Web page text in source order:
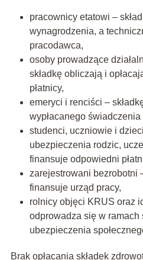
pracownicy etatowi –
wynagrodzenia, a
pracodawca,
osoby prowadzące
składkę obliczają i
płatnicy,
emeryci i renciści –
wypłacanego
studenci, uczniowie i
ubezpieczenia rodzic,
finansuje odpowiedni
zarejestrowani bezrobotni
finansuje urząd pracy,
rolnicy objęci KRUS oraz
odprowadza się w ramach
ubezpieczenia
Brak opłacania składek